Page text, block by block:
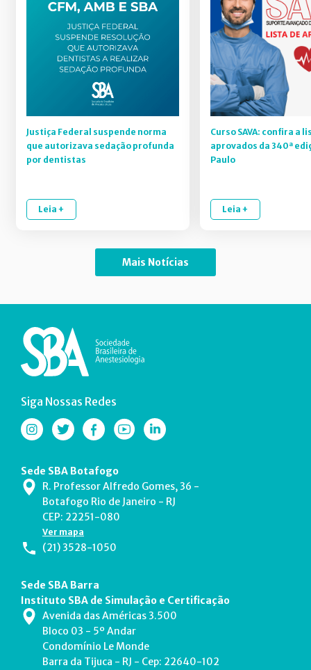
Justiça Federal suspende norma
que autorizava sedação profunda
por dentistas
Leia +
Curso SAVA: confira a
aprovados da 340ª
Paulo
Leia +
Mais Notícias
Siga Nossas Redes
Sede SBA Botafogo
R. Professor Alfredo Gomes, 36 -
Botafogo Rio de Janeiro - RJ
CEP: 22251-080
Ver mapa
(21) 3528-1050
Sede SBA Barra
Instituto SBA de Simulação e Certificação
Avenida das Américas 3.500
Bloco 03 - 5º Andar
Condomínio Le Monde
Barra da Tijuca - RJ - Cep: 22640-102